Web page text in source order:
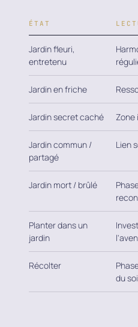
ÉTAT
Jardin fleuri,
entretenu
Jardin en friche
Jardin secret caché Zone
Jardin commun /
partagé
Lien
Jardin mort / brûlé
Planter dans un
jardin
Récolter
du